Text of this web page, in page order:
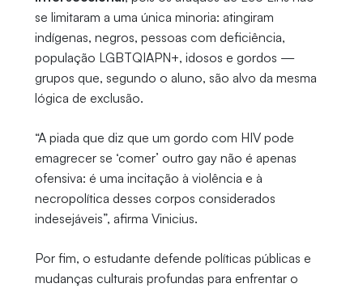
se limitaram a uma única minoria: atingiram
indígenas, negros, pessoas com deficiência,
população LGBTQIAPN+, idosos e gordos —
grupos que, segundo o aluno, são alvo da mesma
lógica de exclusão.
“A piada que diz que um gordo com HIV pode
emagrecer se ‘comer’ outro gay não é apenas
ofensiva: é uma incitação à violência e à
necropolítica desses corpos considerados
indesejáveis”, afirma Vinicius.
Por fim, o estudante defende políticas públicas e
mudanças culturais profundas para enfrentar o